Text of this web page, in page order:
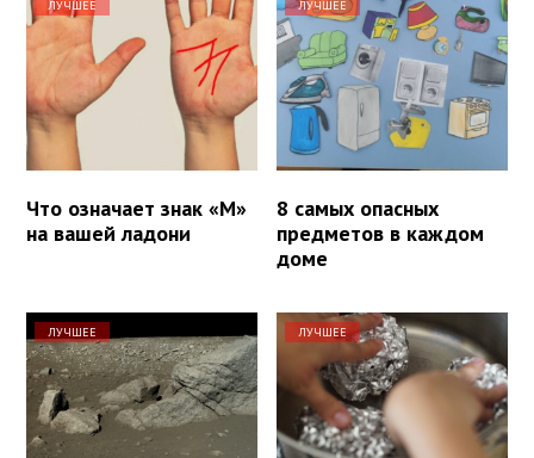
ЛУЧШЕЕ
Что означает знак «М»
на вашей ладони
ЛУЧШЕЕ
8 самых опасных
предметов в каждом
доме
ЛУЧШЕЕ ЛУЧШЕЕ